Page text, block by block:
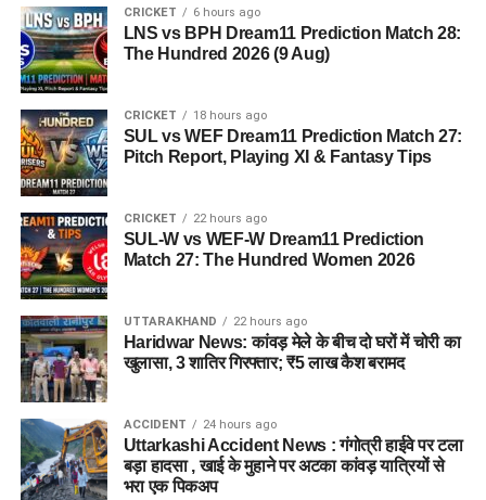
CRICKET 6 hours ago
LNS vs BPH Dream11 Prediction Match 28:
The Hundred 2026 (9 Aug)
CRICKET 18 hours ago
SUL vs WEF Dream11 Prediction Match 27:
Pitch Report, Playing XI & Fantasy Tips
CRICKET 22 hours ago
SUL-W vs WEF-W Dream11 Prediction
Match 27: The Hundred Women 2026
UTTARAKHAND 22 hours ago
Haridwar News: कांवड़ मेले के बीच दो घरों में चोरी का
खुलासा, 3 शातिर गिरफ्तार; ₹5 लाख कैश बरामद
ACCIDENT 24 hours ago
Uttarkashi Accident News : गंगोत्री हाईवे पर टला
बड़ा हादसा , खाई के मुहाने पर अटका कांवड़ यात्रियों से
भरा एक पिकअप